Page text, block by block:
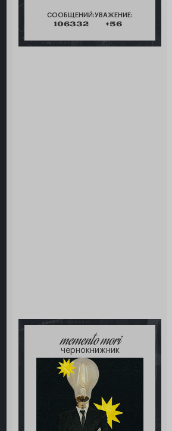
СООБЩЕНИЙ:
106332
УВАЖЕНИЕ:
+56
memento mori
чернокнижник